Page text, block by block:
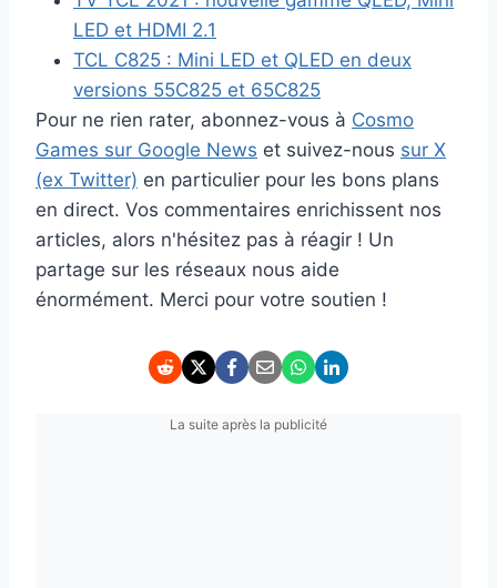
LED et HDMI 2.1
TCL C825 : Mini LED et QLED en deux
versions 55C825 et 65C825
Pour ne rien rater, abonnez-vous à Cosmo
Games sur Google News et suivez-nous sur X
(ex Twitter) en particulier pour les bons plans
en direct. Vos commentaires enrichissent nos
articles, alors n'hésitez pas à réagir ! Un
partage sur les réseaux nous aide
énormément. Merci pour votre soutien !
La suite après la publicité